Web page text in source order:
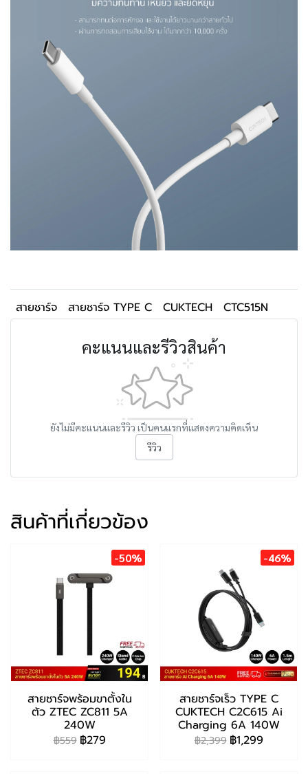
สายชาร์จ สายชาร์จ TYPE C CUKTECH CTC515N
คะแนนและรีวิวสินค้า
ยังไม่มีคะแนนและรีวิว เป็นคนแรกที่แสดงความคิดเห็น
รีวิว
สินค้าที่เกี่ยวข้อง
-50%
สายชาร์จพร้อมขาตั้งใน
ตัว ZTEC ZC811 5A
240W
฿559 ฿279
-46%
สายชาร์จเร็ว TYPE C
CUKTECH C2C615 Ai
Charging 6A 140W
฿2,399 ฿1,299